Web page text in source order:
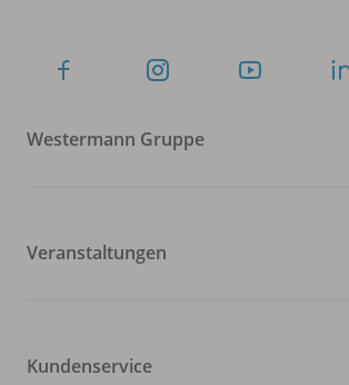
Westermann Gruppe
Veranstaltungen
Kundenservice